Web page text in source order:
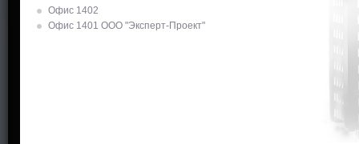
Офис 1402
Офис 1401 ООО "Эксперт-Проект"